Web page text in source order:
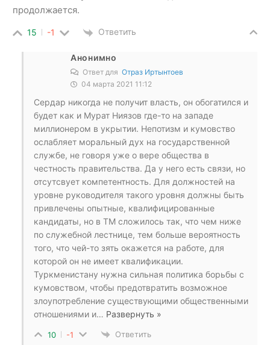
продолжается.
15 -1 Ответить
Анонимно
Ответ для Отраз Иртынтоев
04 марта 2021 11:12
Сердар никогда не получит власть, он обогатился и
будет как и Мурат Ниязов где-то на западе
миллионером в укрытии. Непотизм и кумовство
ослабляет моральный дух на государственной
службе, не говоря уже о вере общества в
честность правительства. Да у него есть связи, но
отсутсвует компетентность. Для должностей на
уровне руководителя такого уровня должны быть
привлечены опытные, квалифицированные
кандидаты, но в ТМ сложилось так, что чем ниже
по служебной лестнице, тем больше вероятность
того, что чей-то зять окажется на работе, для
которой он не имеет квалификации.
Туркменистану нужна сильная политика борьбы с
кумовством, чтобы предотвратить возможное
злоупотребление существующими общественными
отношениями и… Развернуть »
10 -1 Ответить